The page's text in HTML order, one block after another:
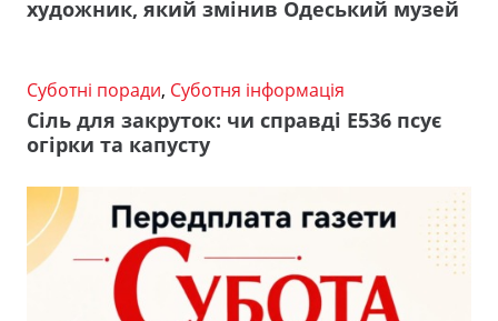
художник, який змінив Одеський музей
Суботні поради, Суботня інформація
Сіль для закруток: чи справді Е536 псує
огірки та капусту